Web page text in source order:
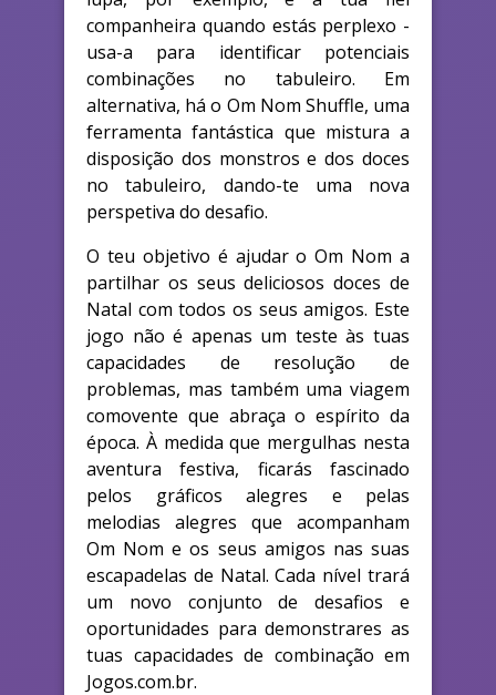
companheira quando estás perplexo -
usa-a para identificar potenciais
combinações no tabuleiro. Em
alternativa, há o Om Nom Shuffle, uma
ferramenta fantástica que mistura a
disposição dos monstros e dos doces
no tabuleiro, dando-te uma nova
perspetiva do desafio.
O teu objetivo é ajudar o Om Nom a
partilhar os seus deliciosos doces de
Natal com todos os seus amigos. Este
jogo não é apenas um teste às tuas
capacidades de resolução de
problemas, mas também uma viagem
comovente que abraça o espírito da
época. À medida que mergulhas nesta
aventura festiva, ficarás fascinado
pelos gráficos alegres e pelas
melodias alegres que acompanham
Om Nom e os seus amigos nas suas
escapadelas de Natal. Cada nível trará
um novo conjunto de desafios e
oportunidades para demonstrares as
tuas capacidades de combinação em
Jogos.com.br.